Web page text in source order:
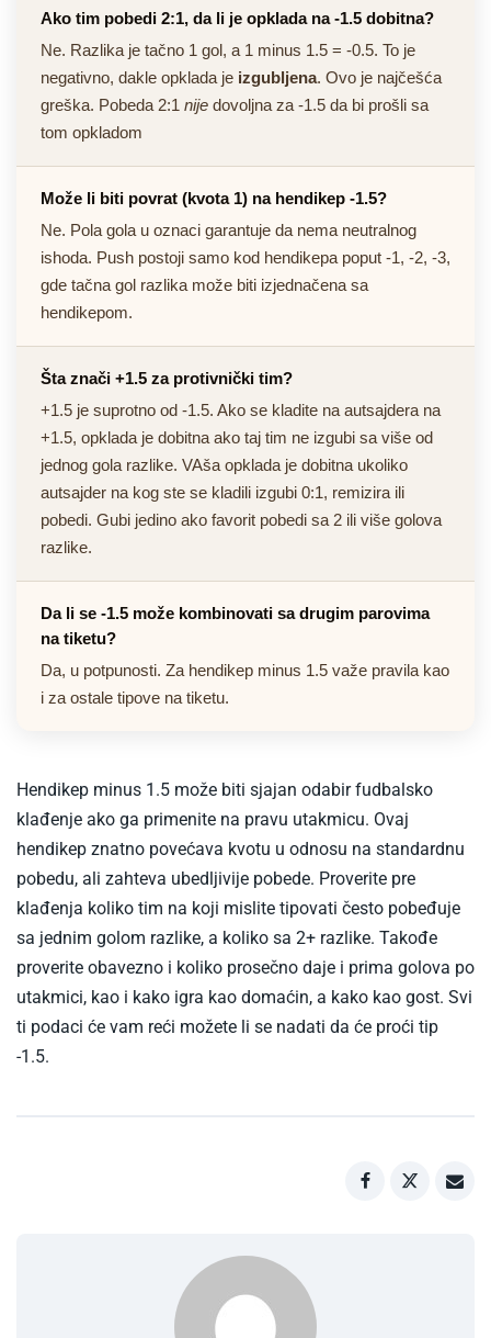
Ako tim pobedi 2:1, da li je opklada na -1.5 dobitna?
Ne. Razlika je tačno 1 gol, a 1 minus 1.5 = -0.5. To je
negativno, dakle opklada je izgubljena. Ovo je najčešća
greška. Pobeda 2:1 nije dovoljna za -1.5 da bi prošli sa
tom opkladom
Može li biti povrat (kvota 1) na hendikep -1.5?
Ne. Pola gola u oznaci garantuje da nema neutralnog
ishoda. Push postoji samo kod hendikepa poput -1, -2, -3,
gde tačna gol razlika može biti izjednačena sa
hendikepom.
Šta znači +1.5 za protivnički tim?
+1.5 je suprotno od -1.5. Ako se kladite na autsajdera na
+1.5, opklada je dobitna ako taj tim ne izgubi sa više od
jednog gola razlike. VAša opklada je dobitna ukoliko
autsajder na kog ste se kladili izgubi 0:1, remizira ili
pobedi. Gubi jedino ako favorit pobedi sa 2 ili više golova
razlike.
Da li se -1.5 može kombinovati sa drugim parovima
na tiketu?
Da, u potpunosti. Za hendikep minus 1.5 važe pravila kao
i za ostale tipove na tiketu.
Hendikep minus 1.5 može biti sjajan odabir fudbalsko
klađenje ako ga primenite na pravu utakmicu. Ovaj
hendikep znatno povećava kvotu u odnosu na standardnu
pobedu, ali zahteva ubedljivije pobede. Proverite pre
klađenja koliko tim na koji mislite tipovati često pobeđuje
sa jednim golom razlike, a koliko sa 2+ razlike. Takođe
proverite obavezno i koliko prosečno daje i prima golova po
utakmici, kao i kako igra kao domaćin, a kako kao gost. Svi
ti podaci će vam reći možete li se nadati da će proći tip
-1.5.